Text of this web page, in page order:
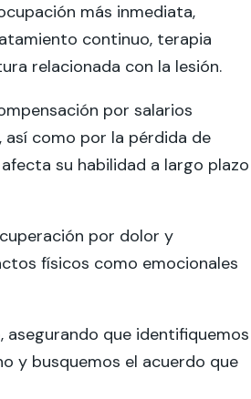
más inmediata,
continuo, terapia
relacionada con la lesión.
por salarios
así como por la pérdida de
su habilidad a largo plazo
por dolor y
físicos como emocionales
asegurando que identifiquemos
y busquemos el acuerdo que